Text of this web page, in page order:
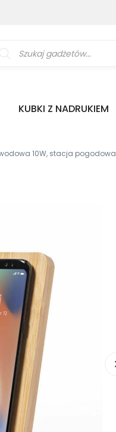
KUBKI Z NADRUKIEM
10W, stacja pogodowa